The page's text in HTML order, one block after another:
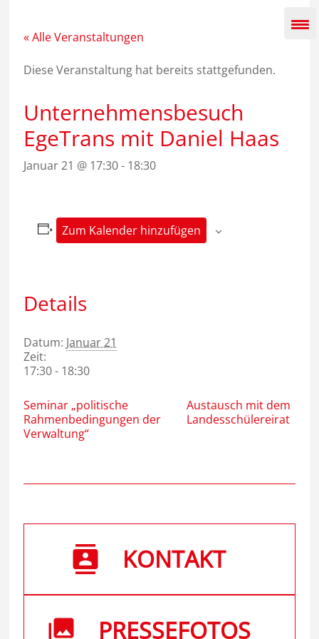
springen« Alle Veranstaltungen
Diese Veranstaltung hat bereits stattgefunden.
Unternehmensbesuch
EgeTrans mit Daniel Haas
Januar 21 @ 17:30- 18:30
Zum Kalender hinzufügen
Details
Datum: Januar 21
Zeit:
17:30 - 18:30
Seminar „politische
Rahmenbedingungen der
Verwaltung“
Austausch mit dem
Landesschülereirat
KONTAKT
PRESSEFOTOS